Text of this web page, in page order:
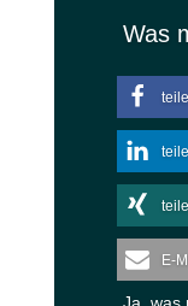
Was
E-